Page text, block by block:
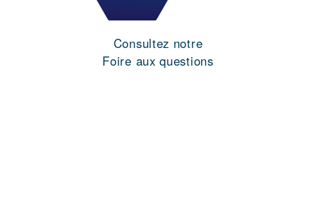
Consultez notre
Foire aux questions